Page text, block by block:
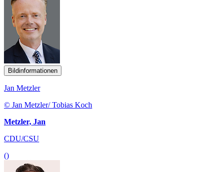
Bildinformationen
Jan Metzler
© Jan Metzler/ Tobias Koch
Metzler, Jan
CDU/CSU
()